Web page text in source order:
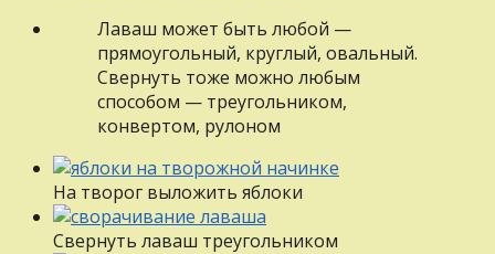
Лаваш может быть любой —
прямоугольный, круглый, овальный.
Свернуть тоже можно любым
способом — треугольником,
конвертом, рулоном
На творог выложить яблоки
Свернуть лаваш треугольником